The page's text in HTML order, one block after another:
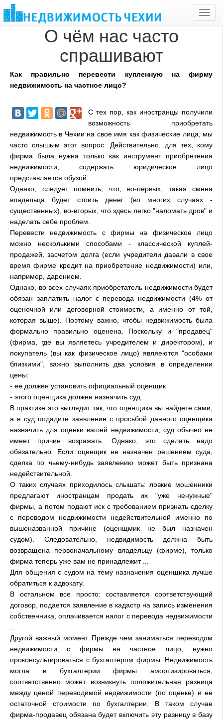
О чём нас часто
спрашивают
Как правильно перевести купленную на фирму
недвижимость на частное лицо?
С тех пор, как иностранцы получили
возможность приобретать
недвижимость в Чехии на свое имя как физические лица, мы
часто слышым этот вопрос. Действительно, для тех, кому
фирма была нужна только как инструмент приобретения
недвижимости, содержать юридическое лицо
представляется обузой.
Однако, следует помнить, что, во-первых, такая смена
владельца будет стоить денег (во многих случаях -
существенных), во-вторых, что здесь легко "наломать дров" и
наделать себе проблем.
Перевести недвижимость с фирмы на физическое лицо
можно несколькими способами - классической куплей-
продажей, засчетом долга (если учредители давали в свое
время фирме кредит на приобретение недвижимости) или,
например, дарением.
Однако, во всех случаях приобретатель недвижимости будет
обязан заплатить налог с перевода недвижимости (4% от
оценочной или договорной стоимости, а именно от той,
которая выше). Поэтому важно, чтобы недвижимость была
формально правильно оценена. Поскольку и "продавец"
(фирма, где вы являетесь учредителем и директором), и
покупатель (вы как физическое лицо) являеются "особами
близкими", важно выполнить два условия в определении
цены:
- ее должен установить официальный оценщик
- этого оценщика должен назначить суд.
В практике это выглядит так, что оценщика вы найдете сами,
а в суд подадите заявление с просьбой данного оценщика
назначить для оценки вашей недвижимости, суд обычно не
имеет причин возражать. Однако, это сделать надо
обязательно. Если оценщик не назначен решением суда,
сделка по чьему-нибудь заявлению может быть признана
недействительной.
О таких случаях приходилось слышать: ловкие мошенники
предлагают иностранцам продать их "уже ненужные"
фирмы, а потом подают иск с требованием признать сделку
с переводом недвижимости недействительной именно по
вышеназванной причине (оценщмик не был назначен
судом). Следовательно, недвидимость должна быть
возвращена первоначальному владельцу (фирме), только
фирма теперь уже вам не принадлежит ...
Для общения с судом на тему назначения оценщика лучше
обратиться к адвокату.
В остальном все просто: составляется соответствующий
договор, подается заявление в кадастр на запись изменения
собственника, оплачивается налог с перевода недвижимости
Другой важный момент. Прежде чем заниматься переводом
недвижимости с фирмы на частное лицо, нужно
проконсультироваться с бухгалтером фирмы. Недвижимость
могла в бухгалтерии фирмы амортизироваться,
соответственно может возникнуть положительная разница
между ценой переводимой недвижимости (по оценке) и ее
остаточной стоимости по бухгалтерии. В таком случае
фирма-продавец обязана будет включить эту разницу в базу